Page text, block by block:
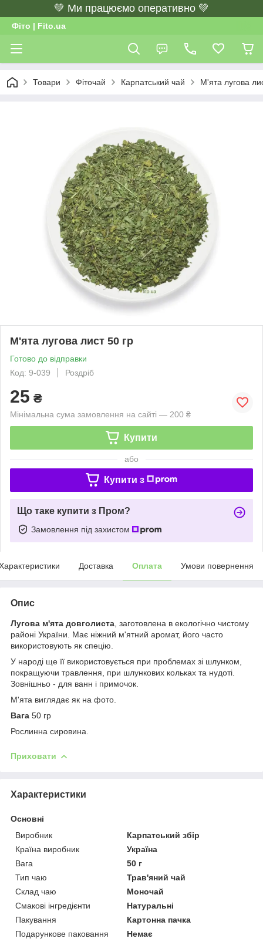
💚 Ми працюємо оперативно 💚
Фіто | Fito.ua
Товари Фіточай Карпатський чай М'ята лугова
М'ята лугова лист 50 гр
Готово до відправки
Код: 9-039
Роздріб
25 ₴
Мінімальна сума замовлення на сайті — 200 ₴
Купити
або
Купити з
Що таке купити з Пром?
Замовлення під захистом
Доставка Оплата Умови повернення
Опис
Лугова м'ята довголиста , заготовлена ​​в екологічно чистому
районі України. Має ніжний м'ятний аромат, його часто
використовують як спецію.
У народі ще її використовується при проблемах зі шлунком,
покращуючи травлення, при шлункових кольках та нудоті.
Зовнішньо - для ванн і примочок.
М'ята виглядає як на фото.
Вага 50 гр
Рослинна сировина.
Приховати
Характеристики
Основні
Виробник
Карпатський збір
Країна виробник
Україна
Вага
50 г
Тип чаю
Трав'яний чай
Склад чаю
Моночай
Смакові інгредієнти
Натуральні
Пакування
Картонна пачка
Подарункове паковання
Немає